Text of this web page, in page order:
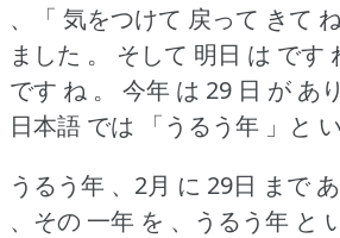
、「 気をつけて 戻って きて
ました 。
そして 明日 は です
です ね 。
今年 は 29 日 が あ
日本語 では 「うるう年 」と い
うるう年 、2月 に 29日 まで
、その 一年 を 、うるう年 と